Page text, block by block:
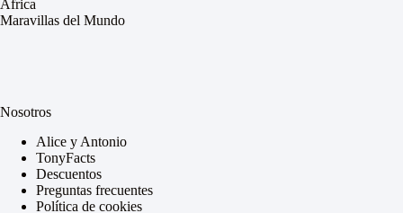
África
Maravillas del Mundo
Nosotros
Alice y Antonio
TonyFacts
Descuentos
Preguntas frecuentes
Política de cookies